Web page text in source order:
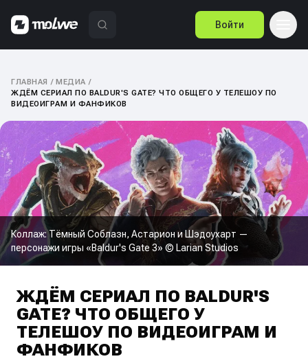
Войти
ГЛАВНАЯ / МЕДИА /
ЖДЁМ СЕРИАЛ ПО BALDUR'S GATE? ЧТО ОБЩЕГО У ТЕЛЕШОУ ПО
ВИДЕОИГРАМ И ФАНФИКОВ
Коллаж: Тёмный Соблазн, Астарион и Шэдоухарт —
персонажи игры «Baldur's Gate 3» © Larian Studios
ЖДЁМ СЕРИАЛ ПО BALDUR'S
GATE? ЧТО ОБЩЕГО У
ТЕЛЕШОУ ПО ВИДЕОИГРАМ И
ФАНФИКОВ